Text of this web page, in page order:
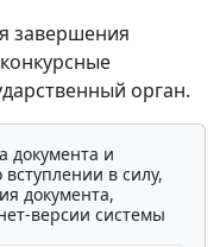
завершения
орган.
документа и
в силу,
документа,
версии системы